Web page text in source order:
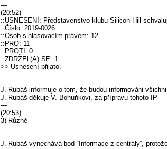
---
(20:52)
::USNESENÍ: Představenstvo klubu Silicon Hill
::Číslo: 2019-0026
::Osob s hlasovacím právem: 12
::PRO: 11
::PROTI: 0
::ZDRŽEL(A) SE: 1
>> Usnesení přijato.
J. Rubáš informuje o tom, že budou informováni
J. Rubáš děkuje V. Bohuňkovi, za přípravu tohoto IP
---
(20:53)
3) Různé
J. Rubáš vynechává bod “Informace z centrály”,